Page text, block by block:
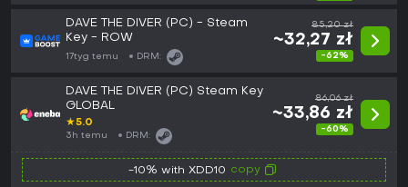
DAVE THE DIVER (PC) - Steam
Key - ROW
17tyg temu DRM:
85,20 zł
~32,27 zł
-62%
DAVE THE DIVER (PC) Steam Key
GLOBAL
★5.0
3h temu DRM:
86,06 zł
~33,86 zł
-60%
-10% with XDD10 copy